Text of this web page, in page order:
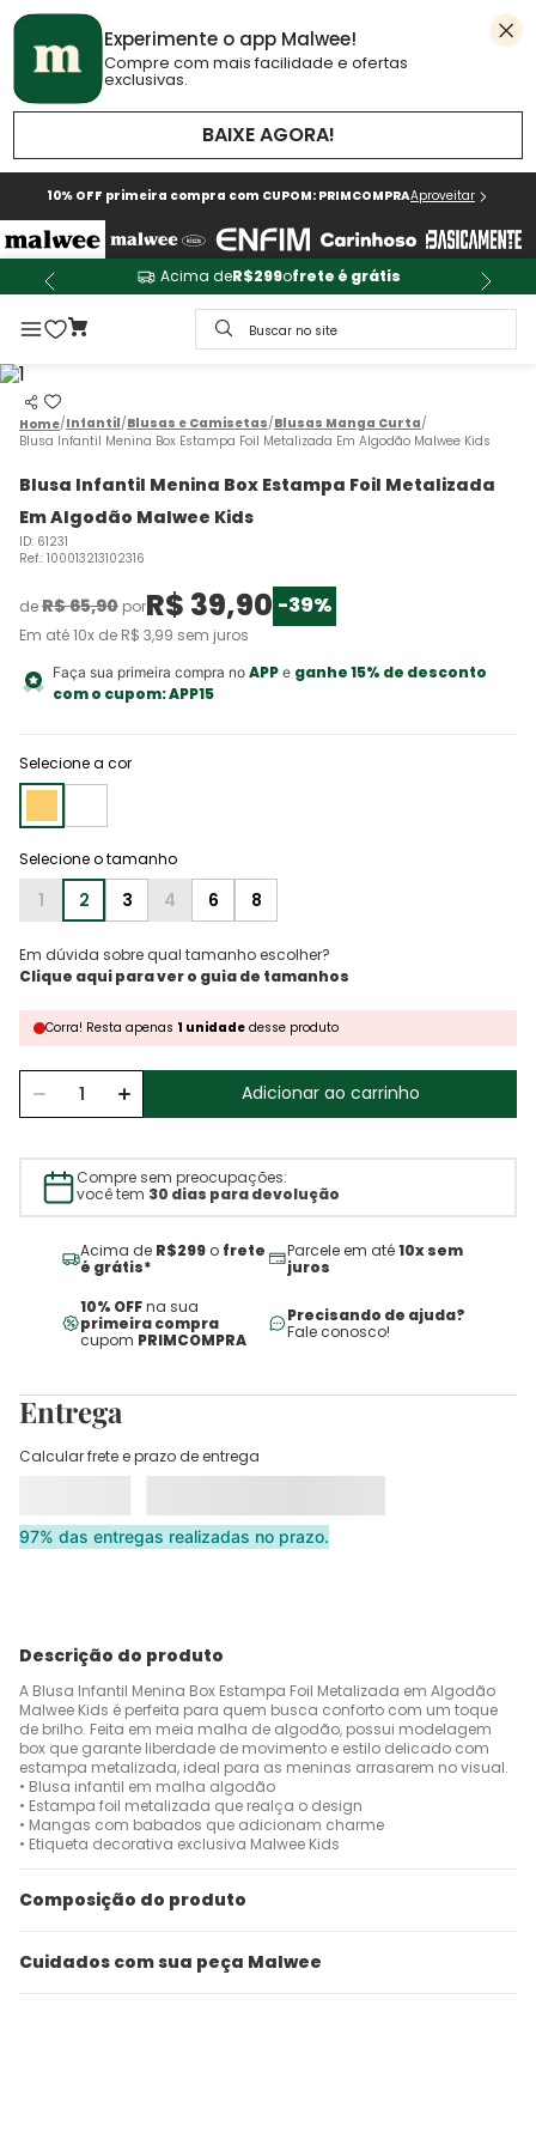
Experimente o app Malwee!
Compre com mais facilidade e ofertas
exclusivas.
BAIXE AGORA!
10% OFF primeira compra com CUPOM: PRIMCOMPRAAproveitar
Acima deR$299ofrete é grátis
Buscar no site
Infantil Blusas e Camisetas Blusas Manga Curta
Blusa Infantil Menina Box Estampa Foil Metalizada Em Algodão Malwee Kids
Blusa Infantil Menina Box Estampa Foil Metalizada
Em Algodão Malwee Kids
ID: 61231
Ref.: 100013213102316
deR$65,90 porR$ 39,90 -39%
Em até10x de R$ 3,99 sem juros
Faça sua primeira compra no APPe ganhe 15% de desconto
com o cupom:APP15
Selecione a cor
1 2 3 4 6 8
Em dúvida sobre qual tamanho escolher?
Corra! Resta apenas 1 unidade desse produto
Adicionar ao carrinho
Compre sem preocupações:
você tem 30 dias para devolução
Acima de R$299 o frete
é grátis*
Parcele em até10x sem
juros
10% OFFna sua
primeira compra
cupom PRIMCOMPRA
Precisando de ajuda?
Fale conosco!
Entrega
Calcular frete e prazo de entrega
97% das entregas realizadas no prazo.
Descrição do produto
A Blusa Infantil Menina Box Estampa Foil Metalizada em Algodão
Malwee Kids é perfeita para quem busca conforto com um toque
de brilho. Feita em meia malha de algodão, possui modelagem
box que garante liberdade de movimento e estilo delicado com
estampa metalizada, ideal para as meninas arrasarem no visual.
• Blusa infantil em malha algodão
• Estampa foil metalizada que realça o design
• Mangas com babados que adicionam charme
• Etiqueta decorativa exclusiva Malwee Kids
Composição do produto
Cuidados com sua peça Malwee